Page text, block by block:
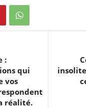
:
qui
vos
réalité.